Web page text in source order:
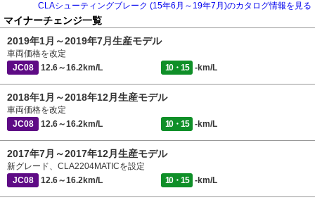
CLAシューティングブレーク (15年6月～19年7月)のカタログ情報を見る
マイナーチェンジ一覧
2019年1月～2019年7月生産モデル
車両価格を改定
JC08
12.6～16.2km/L 10・15 -km/L
2018年1月～2018年12月生産モデル
車両価格を改定
JC08
12.6～16.2km/L 10・15 -km/L
2017年7月～2017年12月生産モデル
新グレード、CLA2204MATICを設定
JC08
12.6～16.2km/L 10・15 -km/L